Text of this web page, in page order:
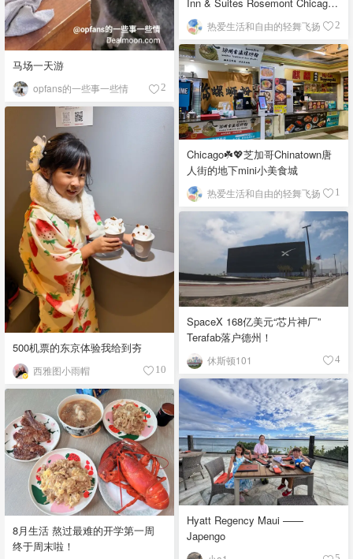
马场一天游
opfans的一些事一些情 2
O'Hare自助早餐
热爱生活和自由的轻舞飞扬 2
Chicago☘️💖芝加哥Chinatown唐
人街的地下mini小美食城
热爱生活和自由的轻舞飞扬 1
500机票的东京体验我给到夯
西雅图小雨帽 10
SpaceX 168亿美元“芯片神厂”
Terafab落户德州！
休斯顿101 4
Hyatt Regency Maui ——
Japengo
8月生活 熬过最难的开学第一周
终于周末啦！